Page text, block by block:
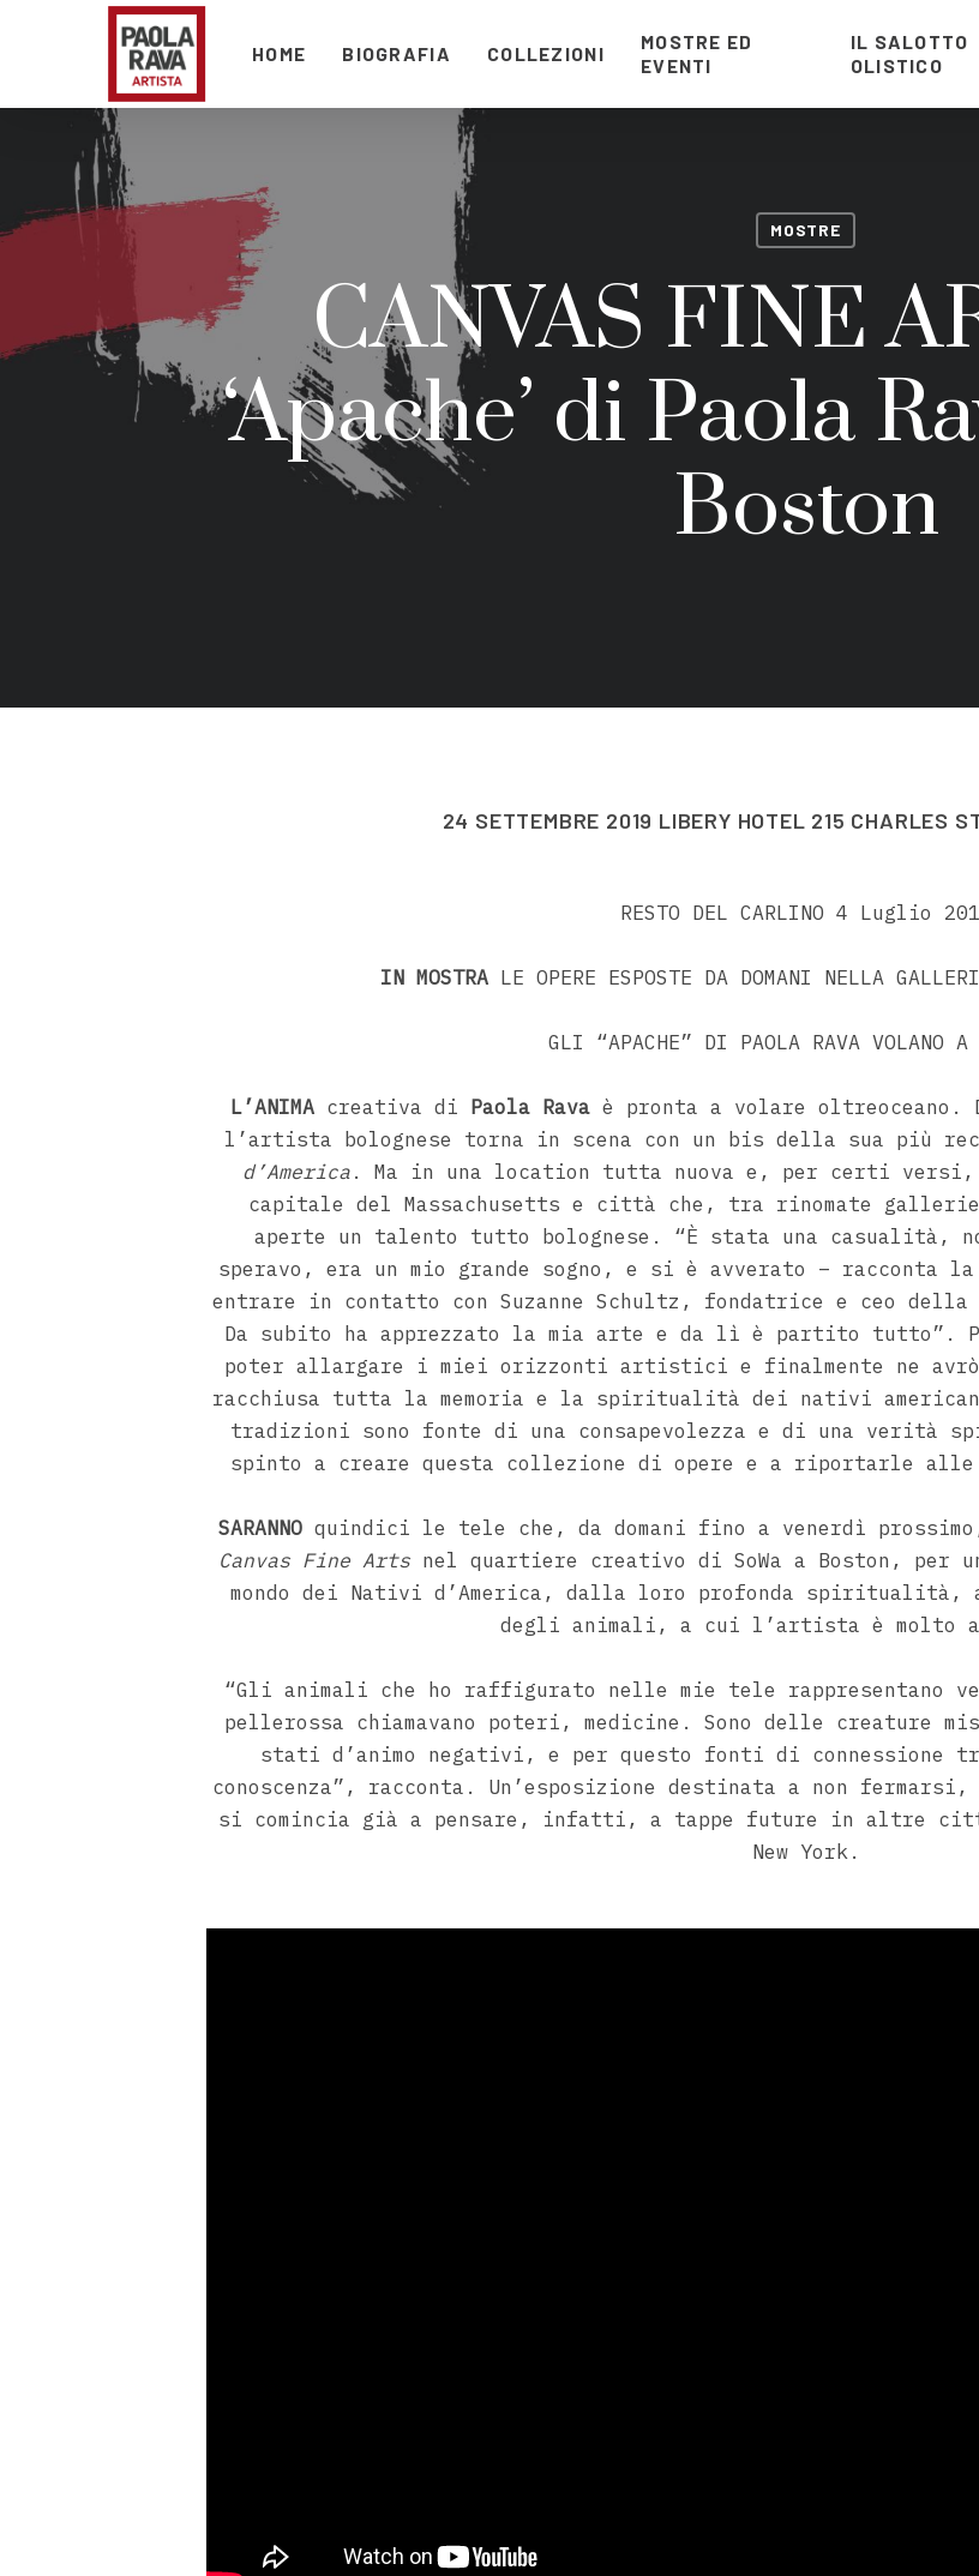
HOME BIOGRAFIA COLLEZIONI
MOSTRE ED
EVENTI
IL SALOTTO
OLISTICO
MOSTRE
CANVAS FINE
‘Apache’ di Paola
Boston
24 SETTEMBRE 2019 LIBERY HOTEL 215 CHARLES
RESTO DEL CARLINO 4 Luglio
IN MOSTRA LE OPERE ESPOSTE DA DOMANI NELLA
GLI “APACHE” DI PAOLA RAVA VOLANO A
L’ANIMA creativa di Paola Rava è pronta a volare oltreoceano.
l’artista bolognese torna in scena con un bis della sua più
d’America. Ma in una location tutta nuova e, per certi
capitale del Massachusetts e città che, tra rinomate
aperte un talento tutto bolognese. “È stata una casualità,
speravo, era un mio grande sogno, e si è avverato –
entrare in contatto con Suzanne Schultz, fondatrice e ceo
Da subito ha apprezzato la mia arte e da lì è partito tutto”.
poter allargare i miei orizzonti artistici e finalmente ne
racchiusa tutta la memoria e la spiritualità dei nativi
tradizioni sono fonte di una consapevolezza e di una verità
spinto a creare questa collezione di opere e a riportarle
SARANNO quindici le tele che, da domani fino a venerdì
Canvas Fine Arts nel quartiere creativo di SoWa a Boston, per
mondo dei Nativi d’America, dalla loro profonda
degli animali, a cui l’artista è molto
“Gli animali che ho raffigurato nelle mie tele rappresentano
pellerossa chiamavano poteri, medicine. Sono delle
stati d’animo negativi, e per questo fonti di
conoscenza”, racconta. Un’esposizione destinata a non
si comincia già a pensare, infatti, a tappe future in altre
New York.